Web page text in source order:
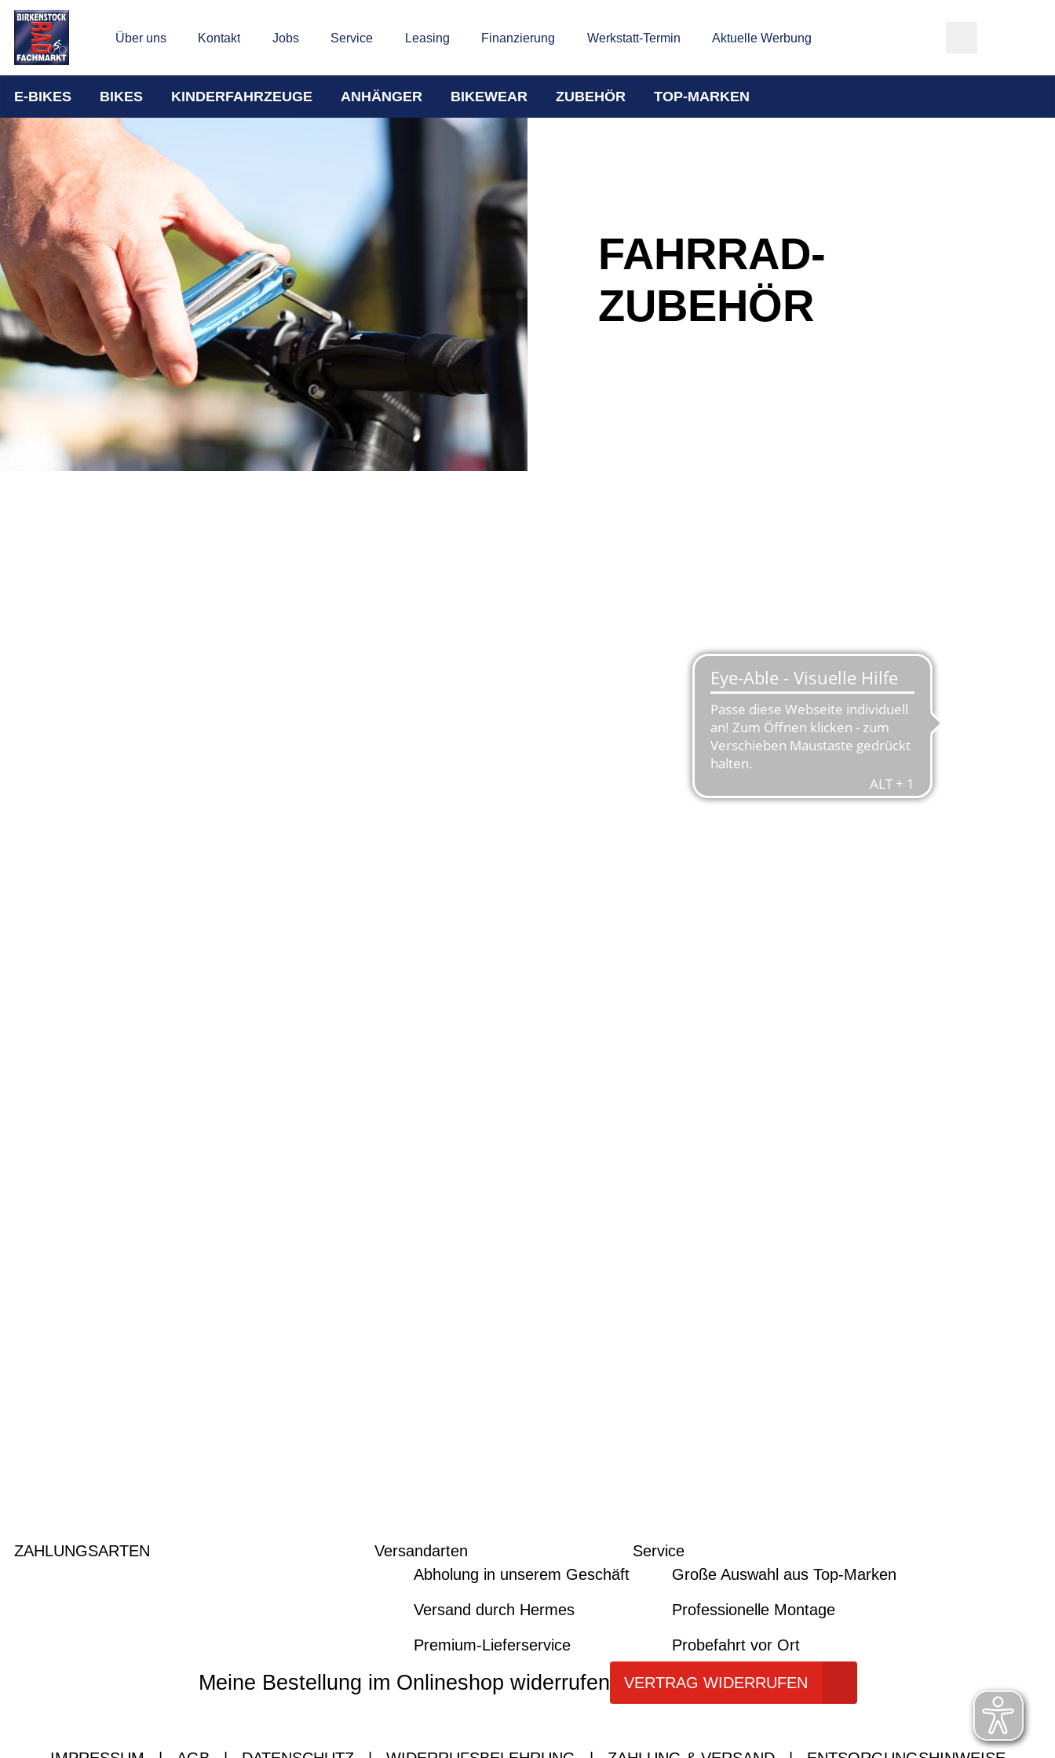
Über uns Kontakt Jobs Service Leasing Finanzierung Werkstatt-Termin Aktuelle Werbung
E-BIKES BIKES KINDERFAHRZEUGE ANHÄNGER BIKEWEAR ZUBEHÖR TOP-MARKEN
FAHRRAD-
ZUBEHÖR
ZAHLUNGSARTEN
Versandarten
Abholung in unserem Geschäft
Versand durch Hermes
Premium-Lieferservice
Service
Große Auswahl aus Top-Marken
Professionelle Montage
Probefahrt vor Ort
Meine Bestellung im Onlineshop widerrufen VERTRAG WIDERRUFEN